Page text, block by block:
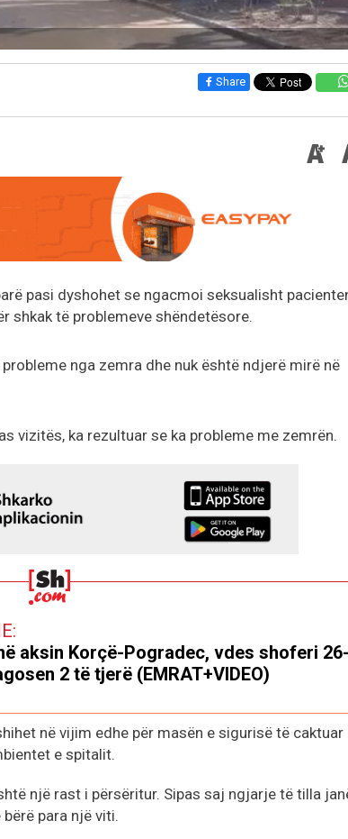
Share
pasi dyshohet se ngacmoi seksualisht
shkak të problemeve shëndetësore.
nga zemra dhe nuk është ndjerë mirë në
vizitës, ka rezultuar se ka probleme me zemrën.
aksin Korçë-Pogradec, vdes shoferi
2 të tjerë (EMRAT+VIDEO)
në vijim edhe për masën e sigurisë të caktuar
e spitalit.
një rast i përsëritur. Sipas saj ngjarje të tilla
para një viti.